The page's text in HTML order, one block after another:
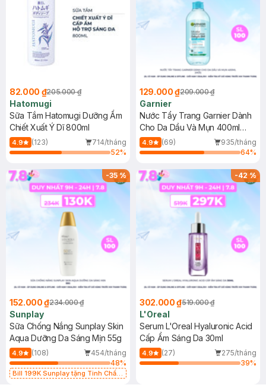
82.000 ₫205.000 ₫
Hatomugi
Sữa Tắm Hatomugi Dưỡng Ẩm
Chiết Xuất Ý Dĩ 800ml
4.9 (123)
714/tháng
52%
129.000 ₫209.000 ₫
Garnier
Nước Tẩy Trang Garnier Dành
Cho Da Dầu Và Mụn 400ml
(Mới)
4.9 (69)
935/tháng
64%
-35%
152.000 ₫234.000 ₫
Sunplay
Sữa Chống Nắng Sunplay Skin
Aqua Dưỡng Da Sáng Mịn 55g
4.9 (108)
454/tháng
48%
Bill 199K Sunplay tặng Tinh Chất
-42%
302.000 ₫519.000 ₫
L'Oreal
Serum L'Oreal Hyaluronic Acid
Cấp Ẩm Sáng Da 30ml
4.9 (27)
275/tháng
39%